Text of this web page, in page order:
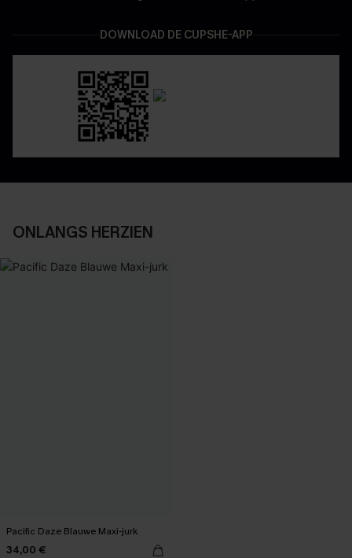
DOWNLOAD DE CUPSHE-APP
ONLANGS HERZIEN
Pacific Daze Blauwe Maxi-jurk
34,00 €